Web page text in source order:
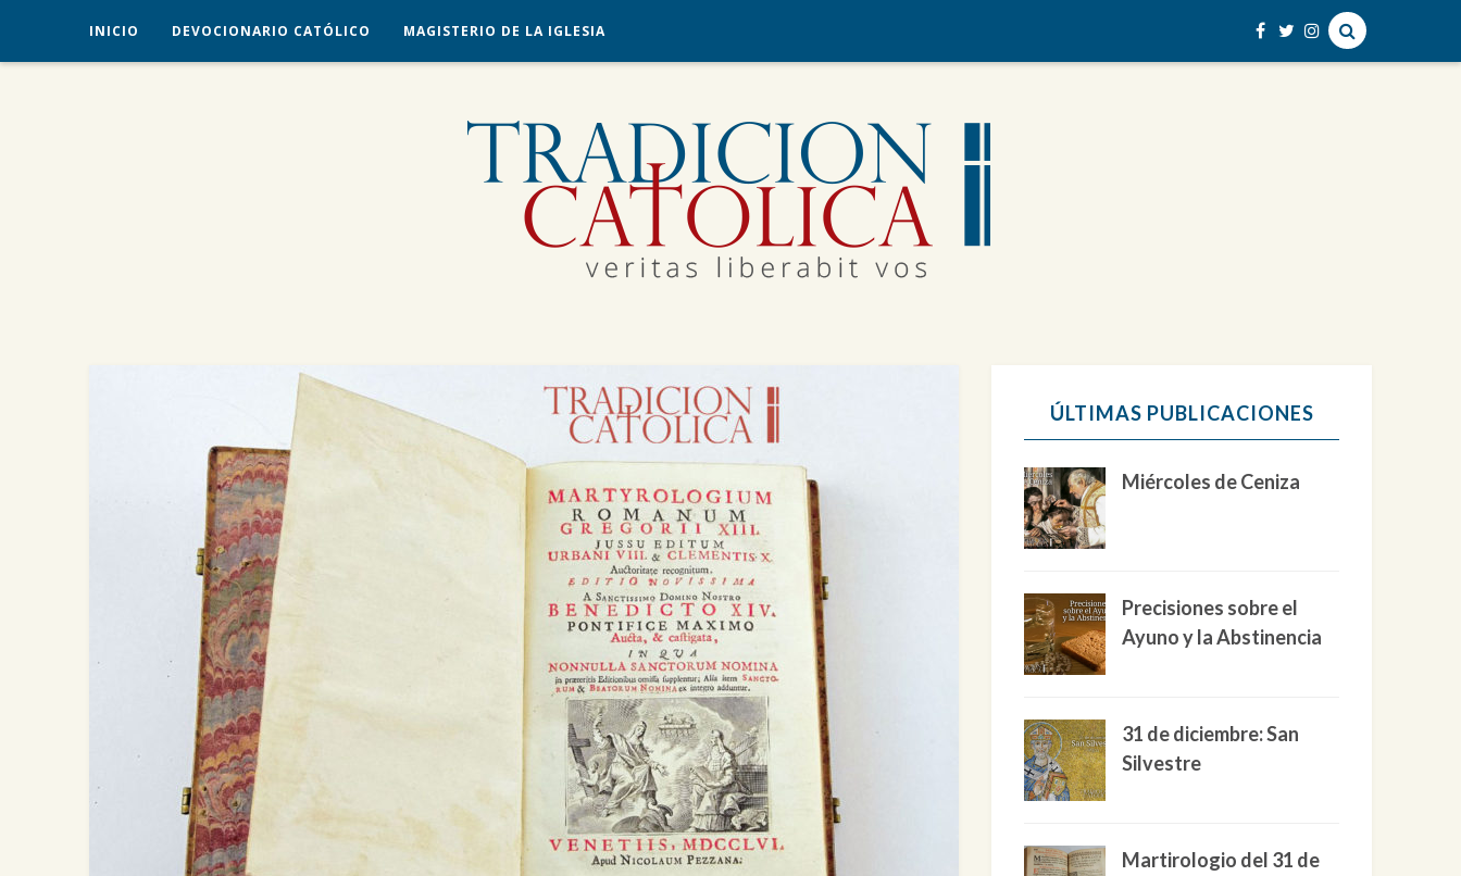
INICIO DEVOCIONARIO CATÓLICO MAGISTERIO DE LA IGLESIA
ÚLTIMAS PUBLICACIONES
Miércoles de Ceniza
Precisiones sobre el
Ayuno y la Abstinencia
31 de diciembre: San
Silvestre
Martirologio del 31 de